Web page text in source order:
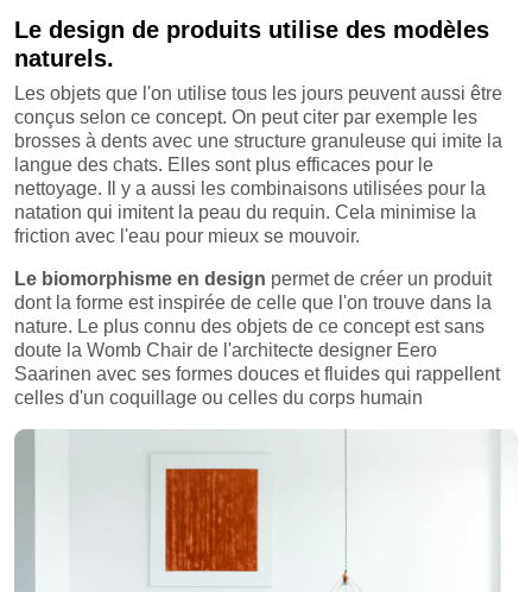
Le design de produits utilise des modèles
naturels.
Les objets que l'on utilise tous les jours peuvent aussi être
conçus selon ce concept. On peut citer par exemple les
brosses à dents avec une structure granuleuse qui imite la
langue des chats. Elles sont plus efficaces pour le
nettoyage. Il y a aussi les combinaisons utilisées pour la
natation qui imitent la peau du requin. Cela minimise la
friction avec l'eau pour mieux se mouvoir.
Le biomorphisme en design permet de créer un produit
dont la forme est inspirée de celle que l'on trouve dans la
nature. Le plus connu des objets de ce concept est sans
doute la Womb Chair de l'architecte designer Eero
Saarinen avec ses formes douces et fluides qui rappellent
celles d'un coquillage ou celles du corps humain